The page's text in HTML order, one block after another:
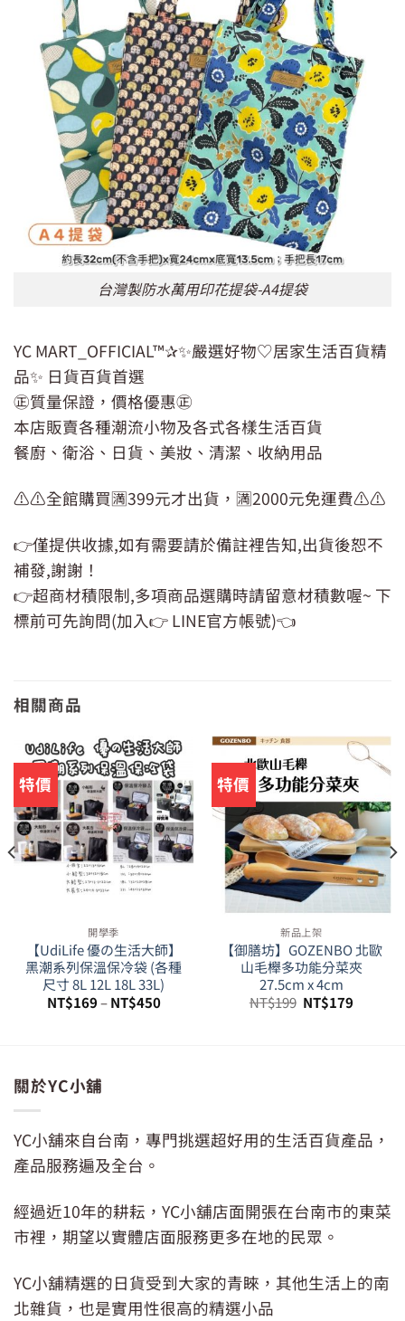
台灣製防水萬用印花提袋-A4提袋
YC MART_OFFICIAL™✰✨嚴選好物♡居家生活百貨精
品✨ 日貨百貨首選
㊣質量保證，價格優惠㊣
本店販賣各種潮流小物及各式各樣生活百貨
餐廚、衛浴、日貨、美妝、清潔、收納用品
⚠️⚠️全館購買🈵399元才出貨，🈵2000元免運費⚠️⚠️
👉僅提供收據,如有需要請於備註裡告知,出貨後恕不
補發,謝謝！
👉超商材積限制,多項商品選購時請留意材積數喔~ 下
標前可先詢問(加入👉 LINE官方帳號)👈
相關商品
特價
開學季
【UdiLife 優の生活大師】
黑潮系列保溫保冷袋 (各種
尺寸 8L 12L 18L 33L)
NT$169–NT$450
特價
新品上架
【御膳坊】GOZENBO 北歐
山毛櫸多功能分菜夾
27.5cm x 4cm
NT$199 原
始
NT$179
關於YC小舖
YC小舖來自台南，專門挑選超好用的生活百貨產品，
產品服務遍及全台。
經過近10年的耕耘，YC小舖店面開張在台南市的東菜
市裡，期望以實體店面服務更多在地的民眾。
YC小舖精選的日貨受到大家的青睞，其他生活上的南
北雜貨，也是實用性很高的精選小品